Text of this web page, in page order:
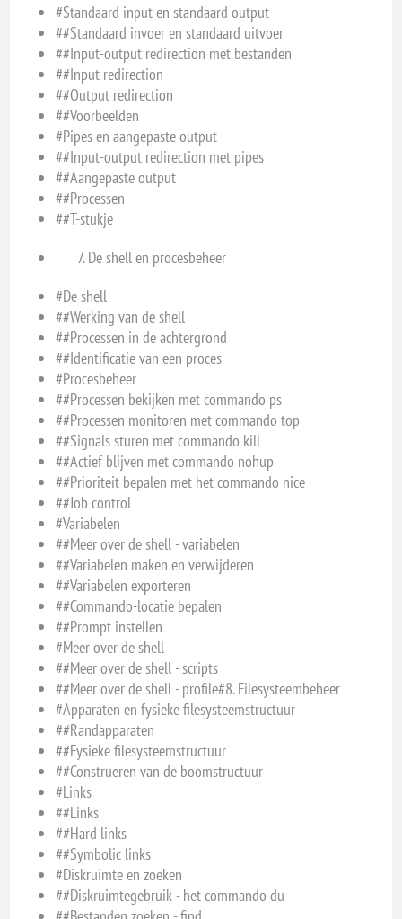
#Standaard input en standaard output
##Standaard invoer en standaard uitvoer
##Input-output redirection met bestanden
##Input redirection
##Output redirection
##Voorbeelden
#Pipes en aangepaste output
##Input-output redirection met pipes
##Aangepaste output
##Processen
##T-stukje
De shell en procesbeheer
#De shell
##Werking van de shell
##Processen in de achtergrond
##Identificatie van een proces
#Procesbeheer
##Processen bekijken met commando ps
##Processen monitoren met commando top
##Signals sturen met commando kill
##Actief blijven met commando nohup
##Prioriteit bepalen met het commando nice
##Job control
#Variabelen
##Meer over de shell - variabelen
##Variabelen maken en verwijderen
##Variabelen exporteren
##Commando-locatie bepalen
##Prompt instellen
#Meer over de shell
##Meer over de shell - scripts
##Meer over de shell - profile#8. Filesysteembeheer
#Apparaten en fysieke filesysteemstructuur
##Randapparaten
##Fysieke filesysteemstructuur
##Construeren van de boomstructuur
#Links
##Links
##Hard links
##Symbolic links
#Diskruimte en zoeken
##Diskruimtegebruik - het commando du